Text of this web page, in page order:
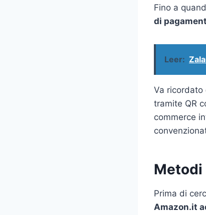
Fino a
di
Leer:
Va ricordato
tramite QR
commerce
Metodi
Prima di
Amazon.it